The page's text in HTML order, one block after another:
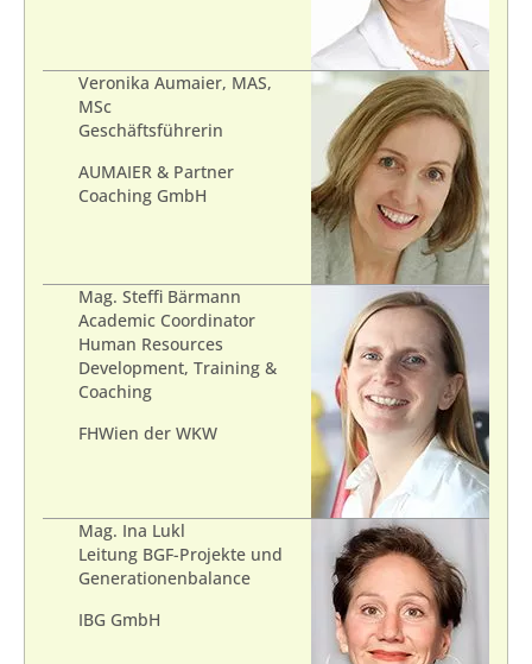
Veronika Aumaier, MAS,
MSc
Geschäftsführerin
AUMAIER & Partner
Coaching GmbH
Mag. Steffi Bärmann
Academic Coordinator
Human Resources
Development, Training &
Coaching
FHWien der WKW
Mag. Ina Lukl
Leitung BGF-Projekte und
Generationenbalance
IBG GmbH